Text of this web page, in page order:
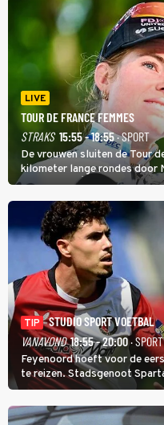
LIVE
TOUR DE FRANCE FEMMES
STRAKS 15:55 - 18:55· SPORT
De vrouwen sluiten de Tour
kilometer lange rondes door
zware Col d'Èze. Aan de
de eindwinnaar de laatste
TIP
STUDIO SPORT VOETBAL
VANAVOND 18:55 - 20:00· SPORT
Feyenoord hoeft voor de
te reizen. Stadsgenoot
verderop. Feyenoord trok de
KVC Westerlo uit België.